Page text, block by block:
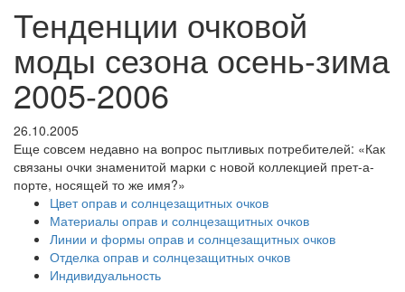
Тенденции очковой
моды сезона осень-зима
2005-2006
26.10.2005
Еще совсем недавно на вопрос пытливых потребителей: «Как
связаны очки знаменитой марки с новой коллекцией прет-а-
порте, носящей то же имя?»
Цвет оправ и солнцезащитных очков
Материалы оправ и солнцезащитных очков
Линии и формы оправ и солнцезащитных очков
Отделка оправ и солнцезащитных очков
Индивидуальность